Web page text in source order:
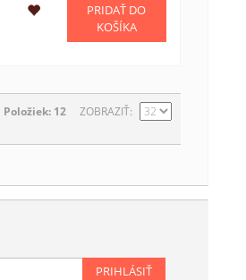
PRIDAŤ DO
KOŠÍKA
Položiek: 12 ZOBRAZIŤ
PRIHLÁSIŤ